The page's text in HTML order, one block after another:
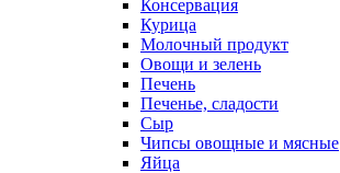
Консервация
Курица
Молочный продукт
Овощи и зелень
Печень
Печенье, сладости
Сыр
Чипсы овощные и мясные
Яйца